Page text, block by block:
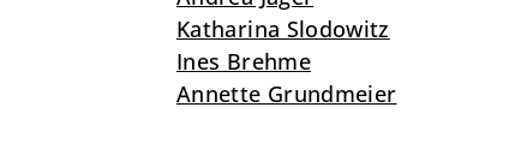
Katharina Slodowitz
Ines Brehme
Annette Grundmeier